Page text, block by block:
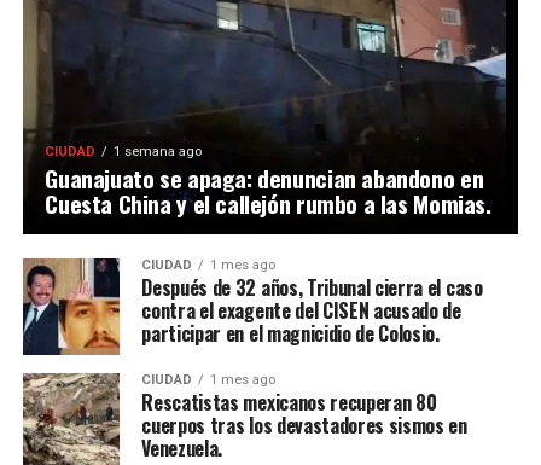
CIUDAD 1 semana ago
Guanajuato se apaga: denuncian abandono en
Cuesta China y el callejón rumbo a las Momias.
CIUDAD 1 mes ago
Después de 32 años, Tribunal cierra el caso
contra el exagente del CISEN acusado de
participar en el magnicidio de Colosio.
CIUDAD 1 mes ago
Rescatistas mexicanos recuperan 80
cuerpos tras los devastadores sismos en
Venezuela.